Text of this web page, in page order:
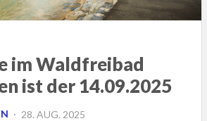
im Waldfreibad
ist der 14.09.2025
POSTED
28. AUG. 2025